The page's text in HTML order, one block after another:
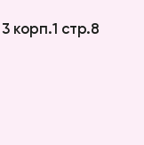
корп.1 стр.8